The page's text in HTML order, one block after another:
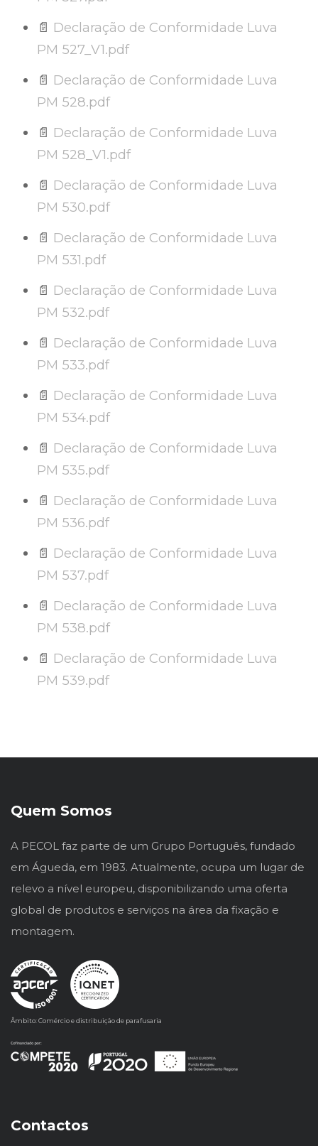
📄 Declaração de Conformidade Luva
PM 527_V1.pdf
📄 Declaração de Conformidade Luva
PM 528.pdf
📄 Declaração de Conformidade Luva
PM 528_V1.pdf
📄 Declaração de Conformidade Luva
PM 530.pdf
📄 Declaração de Conformidade Luva
PM 531.pdf
📄 Declaração de Conformidade Luva
PM 532.pdf
📄 Declaração de Conformidade Luva
PM 533.pdf
📄 Declaração de Conformidade Luva
PM 534.pdf
📄 Declaração de Conformidade Luva
PM 535.pdf
📄 Declaração de Conformidade Luva
PM 536.pdf
📄 Declaração de Conformidade Luva
PM 537.pdf
📄 Declaração de Conformidade Luva
PM 538.pdf
📄 Declaração de Conformidade Luva
PM 539.pdf
Quem Somos
A PECOL faz parte de um Grupo Português, fundado
em Águeda, em 1983. Atualmente, ocupa um lugar de
relevo a nível europeu, disponibilizando uma oferta
global de produtos e serviços na área da fixação e
montagem.
Âmbito: Comércio e distribuição de parafusaria
Contactos